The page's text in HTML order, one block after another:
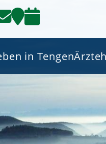
in Tengen